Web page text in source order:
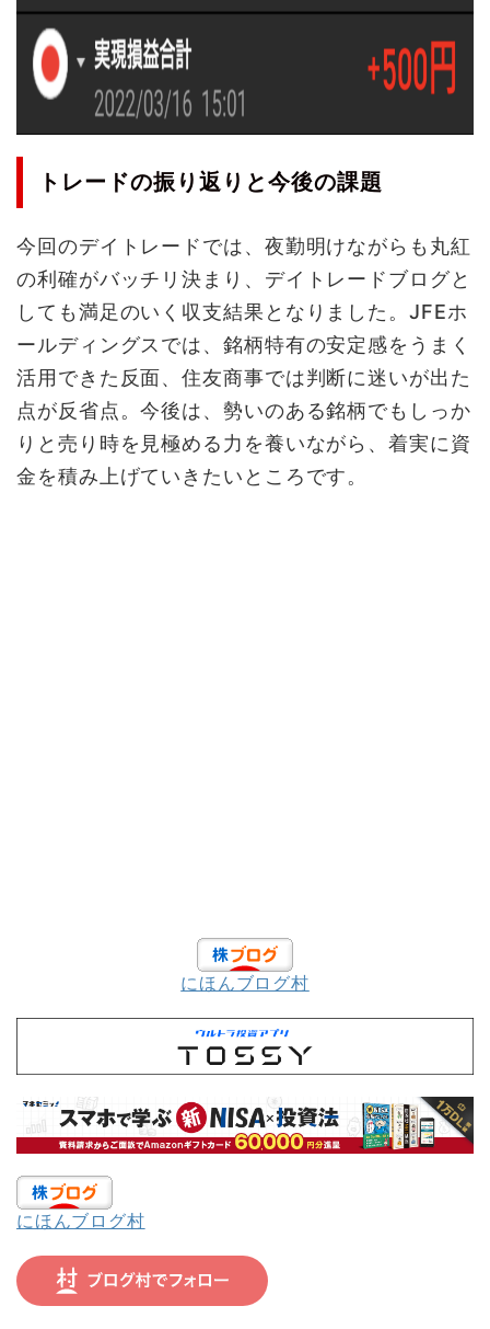
トレードの振り返りと今後の課題
今回のデイトレードでは、夜勤明けながらも丸紅
の利確がバッチリ決まり、デイトレードブログと
しても満足のいく収支結果となりました。JFEホ
ールディングスでは、銘柄特有の安定感をうまく
活用できた反面、住友商事では判断に迷いが出た
点が反省点。今後は、勢いのある銘柄でもしっか
りと売り時を見極める力を養いながら、着実に資
金を積み上げていきたいところです。
にほんブログ村
にほんブログ村